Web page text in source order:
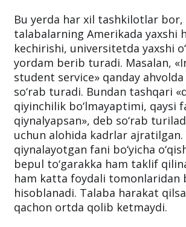
Bu yerda har xil tashkilotlar
talabalarning Amerikada yaxshi
kechirishi, universitetda yaxshi
yordam berib turadi. Masalan,
student service» qanday
so‘rab turadi. Bundan tashqari
qiyinchilik bo‘lmayaptimi, qaysi
qiynalyapsan», deb so‘rab
uchun alohida kadrlar ajratilgan.
qiynalayotgan fani bo‘yicha
bepul to‘garakka ham taklif
ham katta foydali tomonlaridan
hisoblanadi. Talaba harakat
qachon ortda qolib ketmaydi.